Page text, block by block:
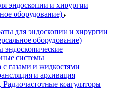
эндоскопии и хирургии
оборудование)
для эндоскопии и хирургии
оборудование)
эндоскопические
системы
с газами и жидкостями
и архивация
коагуляторы